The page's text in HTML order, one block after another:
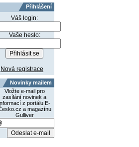
Přihlášení
Váš login:
Vaše heslo:
Nová registrace
Novinky mailem
Vložte e-mail pro
zasílání novinek a
z portálu E-
a magazínu
Gulliver